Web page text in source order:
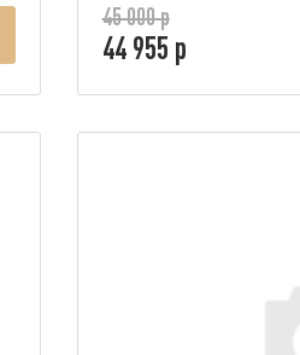
45 000 р
44 955 р